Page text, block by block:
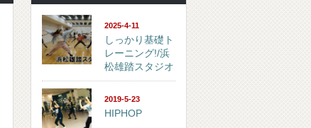
2025-4-11
しっかり基礎ト
レーニング!/浜
松雄踏スタジオ
2019-5-23
HIPHOP